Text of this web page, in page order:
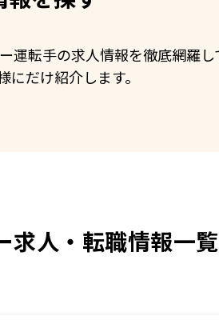
転手の求人情報を徹底網羅し
だけ紹介します。
求人・転職情報一